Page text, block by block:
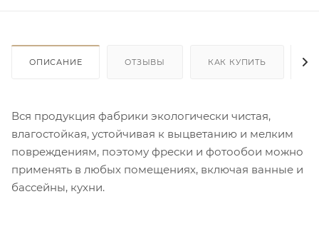
ОПИСАНИЕ ОТЗЫВЫ КАК КУПИТЬ
Вся продукция фабрики экологически чистая,
влагостойкая, устойчивая к выцветанию и мелким
повреждениям, поэтому фрески и фотообои можно
применять в любых помещениях, включая ванные и
бассейны, кухни.